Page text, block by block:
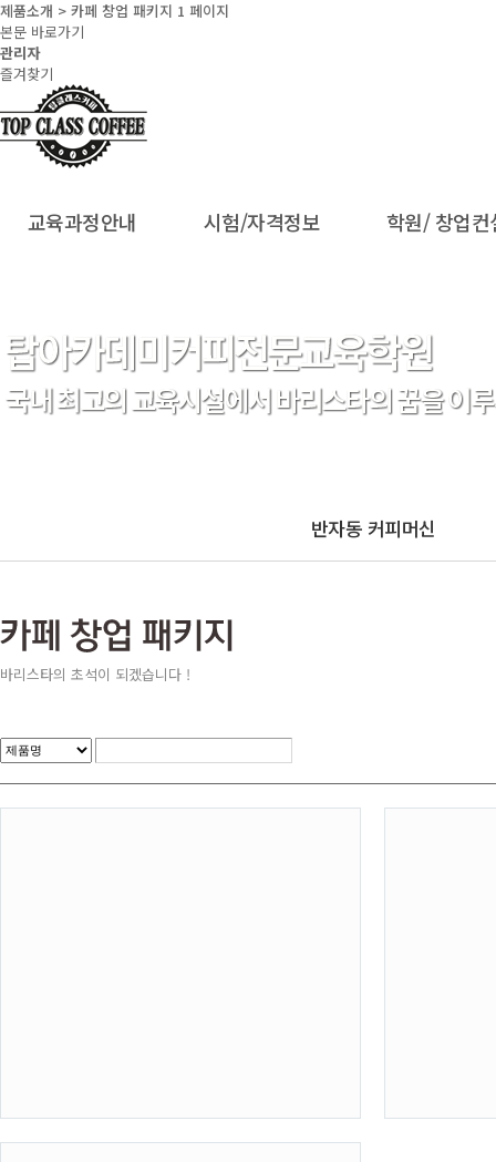
제품소개 > 카페 창업 패키지 1 페이지
본문 바로가기
관리자
즐겨찾기
교육과정안내 시험/자격정보 학원/ 창업컨
반자동 커피머신
바리스타의 초석이 되겠습니다 !